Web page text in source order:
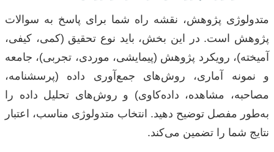
متدولوژی پژوهش، نقشه راه شما برای پاسخ به سوالات
پژوهش است. در این بخش، باید نوع تحقیق (کمی، کیفی،
آمیخته)، رویکرد پژوهش (پیمایشی، موردی، تجربی)، جامعه
و نمونه آماری، روش‌های جمع‌آوری داده (پرسشنامه،
مصاحبه، مشاهده، داده‌کاوی) و روش‌های تحلیل داده را
به‌طور مفصل توضیح دهید. انتخاب متدولوژی مناسب، اعتبار
نتایج شما را تضمین می‌کند.